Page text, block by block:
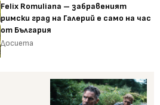
Felix Romuliana – забравеният
римски град на Галерий е само на час
от България
Досиета